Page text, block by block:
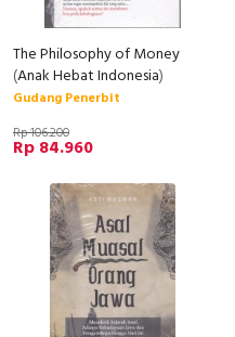
The Philosophy of Money
(Anak Hebat Indonesia)
Gudang Penerbit
Rp 106.200
Rp 84.960